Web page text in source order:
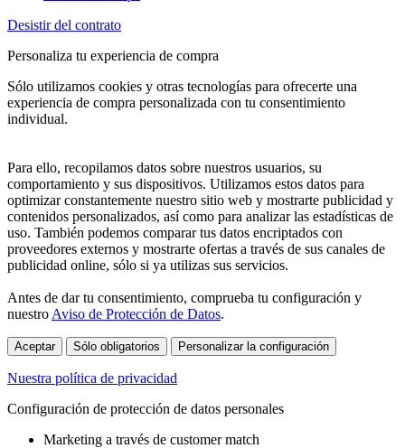
Desistir del contrato
Personaliza tu experiencia de compra
Sólo utilizamos cookies y otras tecnologías para ofrecerte una
experiencia de compra personalizada con tu consentimiento
individual.
Para ello, recopilamos datos sobre nuestros usuarios, su
comportamiento y sus dispositivos. Utilizamos estos datos para
optimizar constantemente nuestro sitio web y mostrarte publicidad y
contenidos personalizados, así como para analizar las estadísticas de
uso. También podemos comparar tus datos encriptados con
proveedores externos y mostrarte ofertas a través de sus canales de
publicidad online, sólo si ya utilizas sus servicios.
Antes de dar tu consentimiento, comprueba tu configuración y
nuestro Aviso de Protección de Datos.
Aceptar Sólo obligatorios Personalizar la configuración
Nuestra política de privacidad
Configuración de protección de datos personales
Marketing a través de customer match